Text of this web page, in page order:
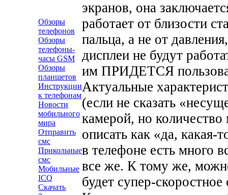
Обзоры
телефонов
Обзоры
телефоны-
часы GSM
Обзоры
планшетов
Инструкции
к телефонам
Новости
мобильного
мира
Отправить
смс
Прикольные
смс
Мобильные
ICQ
Скачать
экранов, она
работает от близости
пальца, а не от
дисплеи не будут
им ПРИДЕТСЯ
Актуальные
(если не сказать
камерой, но
описать как «да, какая-
в телефоне есть много
все же. К тому же,
будет супер-